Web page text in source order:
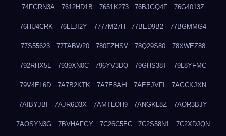
74FGRN3A 7612HD1B 7651K273 76BJGQ4F 76G4013Z
76HU4CRK 76LLJI2Y 7777M27H 77BED9B2 77BGMMG4
77S55623 77TABW20 780FZHSV 78Q29S80 78XWEZ88
792RHX5L 7939XN0C 796YV3DQ 79GHS38T 79L8YFMC
79V4EL6D 7A7B2KTK 7A7E8AHI 7AEEJVFI 7AGCKJXN
7AIBYJBI 7AJR6D3X 7AMTLOH9 7ANGKL8Z 7AOR3BJY
7AOSYN3G 7BVHAFGY 7C26C5EC 7C2S58N1 7C2XDJQN